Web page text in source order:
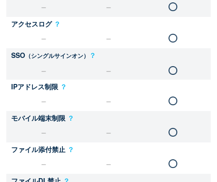
アクセスログ ？
SSO （シングルサインオン） ？
IPアドレス制限 ？
モバイル端末制限 ？
ファイル添付禁止 ？